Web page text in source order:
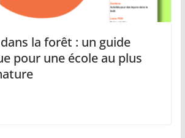
la forêt : un guide
pour une école au plus